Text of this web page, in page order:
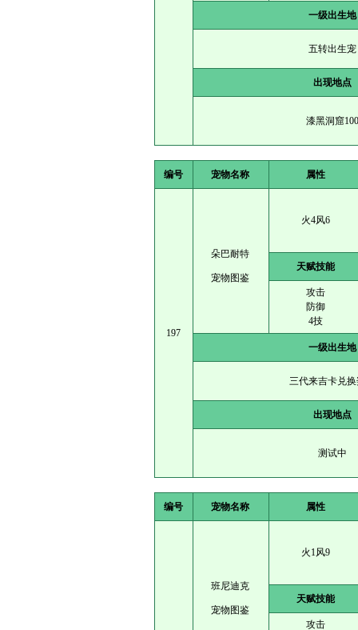
一级出生地
五转出生宠
出现地点
漆黑洞窟
编号 宠物名称 属性
197
朵巴耐特
宠物图鉴
火4风6
天赋技能
攻击
防御
4技
一级出生地
三代来吉卡兑
出现地点
测试中
编号 宠物名称 属性
班尼迪克
宠物图鉴
火1风9
天赋技能
攻击